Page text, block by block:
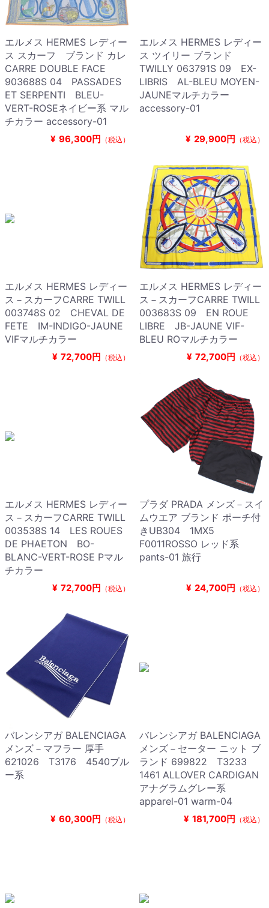
エルメス HERMES レディー
ス スカーフ ブランド カレ
CARRE DOUBLE FACE
903688S 04 PASSADES
ET SERPENTI BLEU-
VERT-ROSEネイビー系 マル
チカラー accessory-01
¥ 96,300円 （税込）
エルメス HERMES レディー
ス ツイリー ブランド
TWILLY 063791S 09 EX-
LIBRIS AL-BLEU MOYEN-
JAUNEマルチカラー
accessory-01
¥ 29,900円 （税込）
エルメス HERMES レディー
ス－スカーフCARRE TWILL
003748S 02 CHEVAL DE
FETE IM-INDIGO-JAUNE
VIFマルチカラー
¥ 72,700円 （税込）
エルメス HERMES レディー
ス－スカーフCARRE TWILL
003683S 09 EN ROUE
LIBRE JB-JAUNE VIF-
BLEU ROマルチカラー
¥ 72,700円 （税込）
エルメス HERMES レディー
ス－スカーフCARRE TWILL
003538S 14 LES ROUES
DE PHAETON BO-
BLANC-VERT-ROSE Pマル
チカラー
¥ 72,700円 （税込）
プラダ PRADA メンズ－スイ
ムウエア ブランド ポーチ付
きUB304 1MX5
F0011ROSSO レッド系
pants-01 旅行
¥ 24,700円 （税込）
バレンシアガ BALENCIAGA
メンズ－マフラー 厚手
621026 T3176 4540ブル
ー系
¥ 60,300円 （税込）
バレンシアガ BALENCIAGA
メンズ－セーター ニット ブ
ランド 699822 T3233
1461 ALLOVER CARDIGAN
アナグラムグレー系
apparel-01 warm-04
¥ 181,700円 （税込）